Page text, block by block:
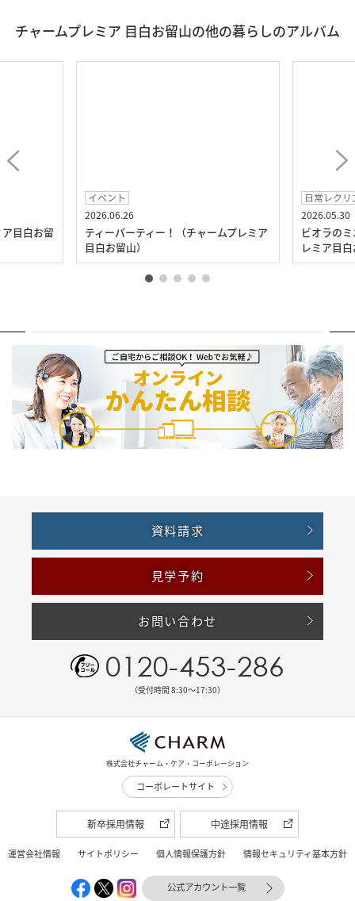
チャームプレミア 目白お留山の他の暮らしのアルバム
目白お留
イベント
2026.06.26
ティーパーティー！（チャームプレミア
目白お留山）
日常レク
2026.05.30
ビオラの
レミア目
資料請求
見学予約
お問い合わせ
0120-453-286
（受付時間 8:30〜17:30）
株式会社チャーム・ケア・コーポレーション
コーポレートサイト
新卒採用情報 中途採用情報
運営会社情報 サイトポリシー 個人情報保護方針 情報セキュリティ基本方針
公式アカウント一覧